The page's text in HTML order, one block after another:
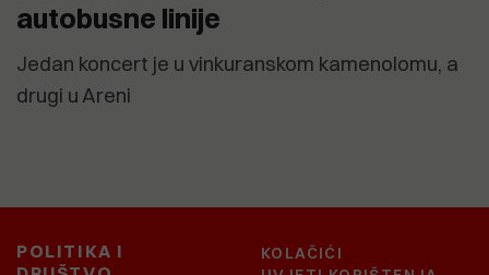
autobusne linije
Jedan koncert je u vinkuranskom kamenolomu, a
drugi u Areni
POLITIKA I
KOLAČIĆI